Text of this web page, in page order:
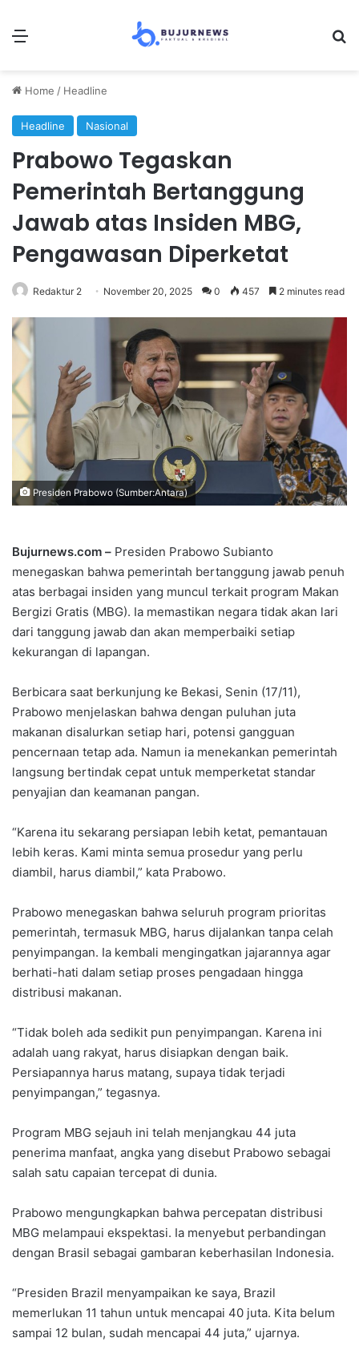
Menu
Home / Headline
Headline Nasional
Prabowo Tegaskan
Pemerintah Bertanggung
Jawab atas Insiden MBG,
Pengawasan Diperketat
Redaktur 2 November 20, 2025 0 457 2 minutes read
Presiden Prabowo (Sumber:Antara)
Bujurnews.com – Presiden Prabowo Subianto
menegaskan bahwa pemerintah bertanggung jawab penuh
atas berbagai insiden yang muncul terkait program Makan
Bergizi Gratis (MBG). Ia memastikan negara tidak akan lari
dari tanggung jawab dan akan memperbaiki setiap
kekurangan di lapangan.
Berbicara saat berkunjung ke Bekasi, Senin (17/11),
Prabowo menjelaskan bahwa dengan puluhan juta
makanan disalurkan setiap hari, potensi gangguan
pencernaan tetap ada. Namun ia menekankan pemerintah
langsung bertindak cepat untuk memperketat standar
penyajian dan keamanan pangan.
“Karena itu sekarang persiapan lebih ketat, pemantauan
lebih keras. Kami minta semua prosedur yang perlu
diambil, harus diambil,” kata Prabowo.
Prabowo menegaskan bahwa seluruh program prioritas
pemerintah, termasuk MBG, harus dijalankan tanpa celah
penyimpangan. Ia kembali mengingatkan jajarannya agar
berhati-hati dalam setiap proses pengadaan hingga
distribusi makanan.
“Tidak boleh ada sedikit pun penyimpangan. Karena ini
adalah uang rakyat, harus disiapkan dengan baik.
Persiapannya harus matang, supaya tidak terjadi
penyimpangan,” tegasnya.
Program MBG sejauh ini telah menjangkau 44 juta
penerima manfaat, angka yang disebut Prabowo sebagai
salah satu capaian tercepat di dunia.
Prabowo mengungkapkan bahwa percepatan distribusi
MBG melampaui ekspektasi. Ia menyebut perbandingan
dengan Brasil sebagai gambaran keberhasilan Indonesia.
“Presiden Brazil menyampaikan ke saya, Brazil
memerlukan 11 tahun untuk mencapai 40 juta. Kita belum
sampai 12 bulan, sudah mencapai 44 juta,” ujarnya.